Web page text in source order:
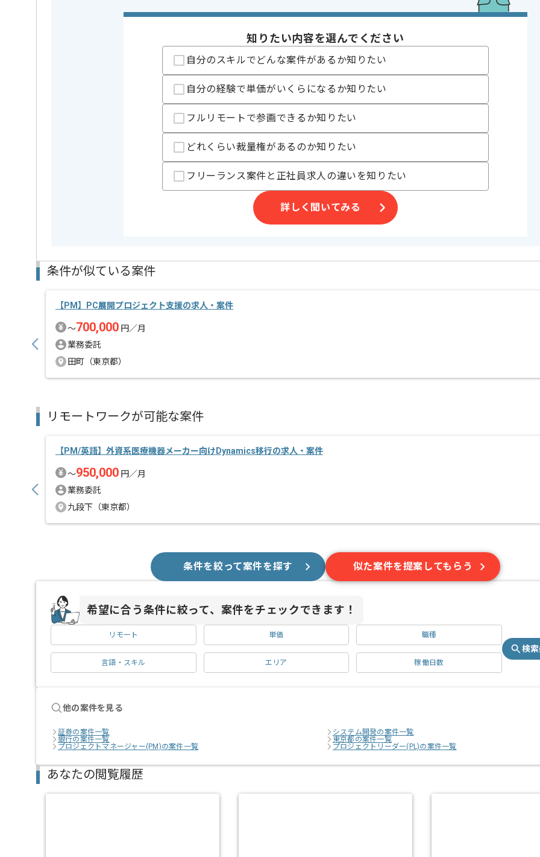
レバテックでの実績がある企業の案件でございます。
PLの経験を活かすことができます。
ご経験と実績に応じてスライド案件のご提案も差し上げる場合がございます。
新しいアイディアや技術を積極的に導入し、
経験豊富なエンジニアと成長が出来る環境でございます。
スキルアップされたい方、長期的に参画されたい方にオススメの案件です。
知りたい内容を選んでください
自分のスキルでどんな案件があるか知りたい
自分の経験で単価がいくらになるか知りたい
フルリモートで参画できるか知りたい
どれくらい裁量権があるのか知りたい
フリーランス案件と正社員求人の違いを知りたい
詳しく聞いてみる
条件が似ている案件
【PM】PC展開プロジェクト支援の求人・案件
〜700,000 円／月
業務委託
田町（東京都）
リモートワークが可能な案件
【PM/英語】外資系医療機器メーカー向けDynamics移行の求人・案件
〜950,000 円／月
業務委託
九段下（東京都）
条件を絞って案件を探す 似た案件を提案してもらう
希望に合う条件に絞って、案件をチェックできます！
リモート 単価 職種
言語・スキル エリア 稼働日数
検
他の案件を見る
証券の案件一覧
システム開発の案件一覧
銀行の案件一覧
東京都の案件一覧
プロジェクトマネージャー(PM)の案件一覧
プロジェクトリーダー(PL)の案件一覧
あなたの閲覧履歴